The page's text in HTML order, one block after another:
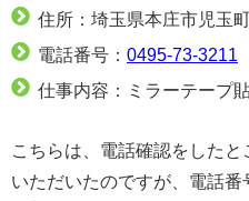
住所：埼玉県本庄市児玉
電話番号： 0495-73-3211
仕事内容：ミラーテープ
こちらは、電話確認をした
いただいたのですが、電話